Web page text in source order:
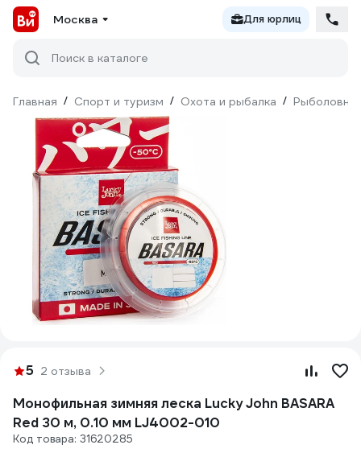
Москва Для юрлиц
Поиск в каталоге
Главная / Спорт и туризм / Охота и рыбалка /
5 2 отзыва
Монофильная зимняя леска Lucky John BASARA
Red 30 м, 0.10 мм LJ4002-010
Код товара: 31620285